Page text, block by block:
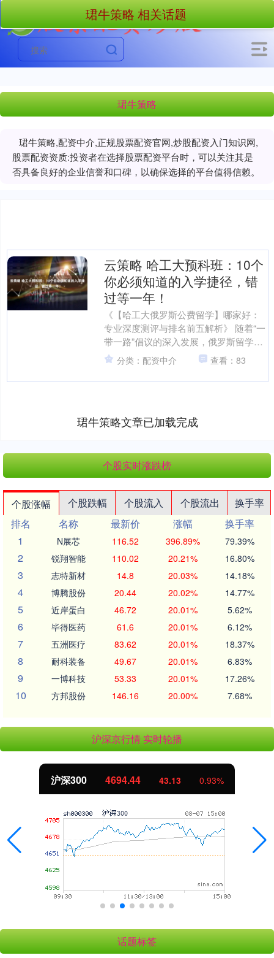
珺牛策略
珺牛策略,配资中介,正规股票配资官网,炒股配资入门知识网,
股票配资资质:投资者在选择股票配资平台时，可以关注其是
否具备良好的企业信誉和口碑，以确保选择的平台值得信赖。
珺牛策略 相关话题
云策略 哈工大预科班：10个
你必须知道的入学捷径，错
过等一年！
《【哈工大俄罗斯公费留学】哪家好：
专业深度测评与排名前五解析》 随着“一
带一路”倡议的深入发展，俄罗斯留学以
其高性价比、深厚的学术底蕴和广阔的
就业前景，吸引了越....
分类：配资中介 查看：83
珺牛策略文章已加载完成
个股实时涨跌榜
个股涨幅 个股跌幅 个股流入 个股流出
换手率
排名
名称 最新价 涨幅
换手率
1
N展芯 116.52 396.89% 79.39%
2 锐翔智能 110.02 20.21% 16.80%
3 志特新材 14.8 20.03% 14.18%
4 博腾股份 20.44 20.02% 14.77%
5 近岸蛋白 46.72 20.01% 5.62%
6 毕得医药 61.6 20.01% 6.12%
7 五洲医疗 83.62 20.01% 18.37%
8 耐科装备 49.67 20.01% 6.83%
9 一博科技 53.33 20.01% 17.26%
10 方邦股份 146.16 20.00% 7.68%
沪深京行情 实时轮播
沪深300 4694.44 43.13 0.93%
话题标签